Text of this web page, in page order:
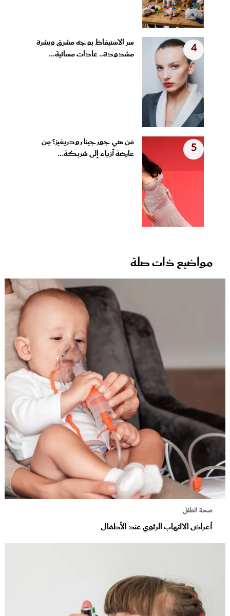
4
سر الاستيقاظ بوجه مشرق وبشرة
مشدودة.. عادات مسائية...
5
مَن هي جورجينا رودريغيز؟ مِن
عارضة أزياء إلى شريكة...
مواضيع ذات صلة
صحة الطفل
أعراض الالتهاب الرئوي عند الأطفال